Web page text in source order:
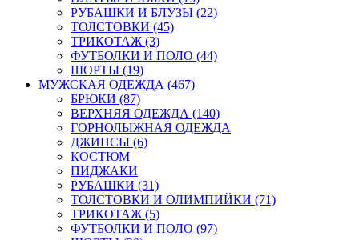
РУБАШКИ И БЛУЗЫ (22)
ТОЛСТОВКИ (45)
ТРИКОТАЖ (3)
ФУТБОЛКИ И ПОЛО (44)
ШОРТЫ (19)
МУЖСКАЯ ОДЕЖДА (467)
БРЮКИ (87)
ВЕРХНЯЯ ОДЕЖДА (140)
ГОРНОЛЫЖНАЯ ОДЕЖДА
ДЖИНСЫ (6)
КОСТЮМ
ПИДЖАКИ
РУБАШКИ (31)
ТОЛСТОВКИ И ОЛИМПИЙКИ (71)
ТРИКОТАЖ (5)
ФУТБОЛКИ И ПОЛО (97)